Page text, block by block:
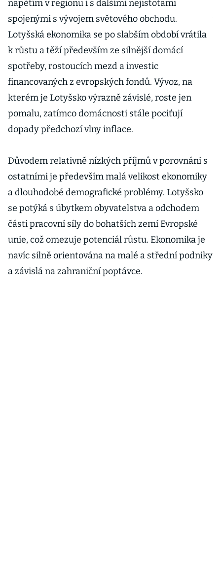
napětím v regionu i s dalšími nejistotami
spojenými s vývojem světového obchodu.
Lotyšská ekonomika se po slabším období vrátila
k růstu a těží především ze silnější domácí
spotřeby, rostoucích mezd a investic
financovaných z evropských fondů. Vývoz, na
kterém je Lotyšsko výrazně závislé, roste jen
pomalu, zatímco domácnosti stále pociťují
dopady předchozí vlny inflace.
Důvodem relativně nízkých příjmů v porovnání s
ostatními je především malá velikost ekonomiky
a dlouhodobé demografické problémy. Lotyšsko
se potýká s úbytkem obyvatelstva a odchodem
části pracovní síly do bohatších zemí Evropské
unie, což omezuje potenciál růstu. Ekonomika je
navíc silně orientována na malé a střední podniky
a závislá na zahraniční poptávce.